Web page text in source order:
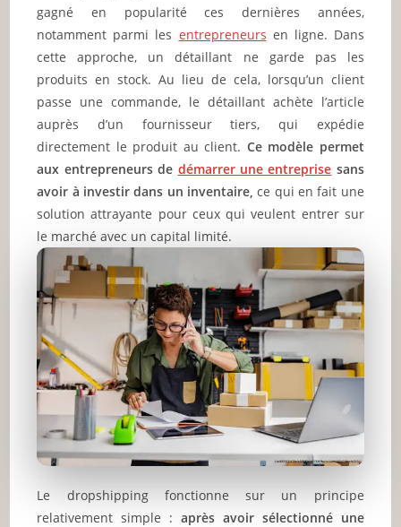
gagné en popularité ces dernières années,
notamment parmi les entrepreneurs en ligne. Dans
cette approche, un détaillant ne garde pas les
produits en stock. Au lieu de cela, lorsqu’un client
passe une commande, le détaillant achète l’article
auprès d’un fournisseur tiers, qui expédie
directement le produit au client. Ce modèle permet
aux entrepreneurs de démarrer une entreprise sans
avoir à investir dans un inventaire, ce qui en fait une
solution attrayante pour ceux qui veulent entrer sur
le marché avec un capital limité.
Le dropshipping fonctionne sur un principe
relativement simple : après avoir sélectionné une